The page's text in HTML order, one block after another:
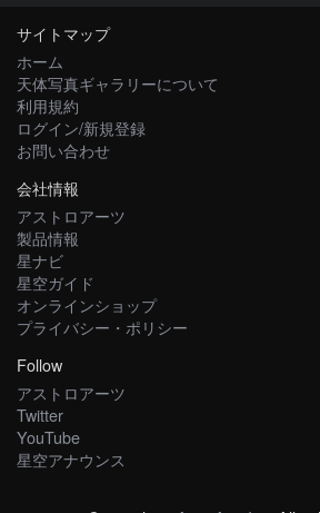
サイトマップ
ホーム
天体写真ギャラリーについて
利用規約
ログイン/新規登録
お問い合わせ
会社情報
アストロアーツ
製品情報
星ナビ
星空ガイド
オンラインショップ
プライバシー・ポリシー
Follow
アストロアーツ
Twitter
YouTube
星空アナウンス